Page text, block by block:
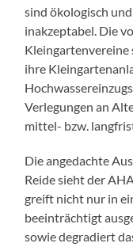
sind ökologisch
inakzeptabel. Die
Kleingartenvereine
ihre
Verlegungen an
mittel- bzw.
Die angedachte
Reide sieht der
greift nicht nur in
beeinträchtigt
sowie degradiert